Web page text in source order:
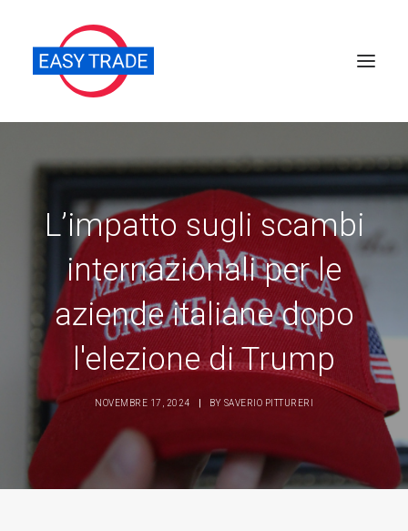
Perché sceglierci
Chi siamo
Servizi
News
Pubblicazioni
Contatti
Ricerca
L’impatto sugli scambi
internazionali per le
aziende italiane dopo
l'elezione di Trump
NOVEMBRE 17, 2024 BY SAVERIO PITTURERI